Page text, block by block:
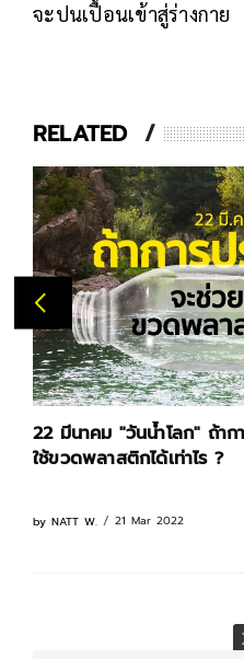
จะปนเปื้อนเข้าสู่ร่างกาย
RELATED
22 มีนาคม "วันน้ำโลก" ถ้าก
ใช้ขวดพลาสติกได้เท่าไร ?
by NATT W. 21 Mar 2022